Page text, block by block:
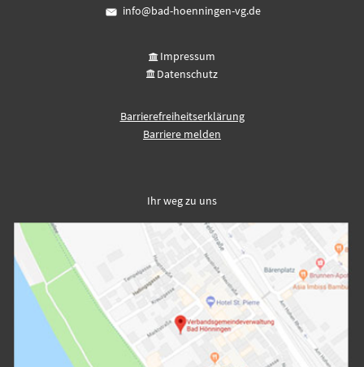
info@bad-hoenningen-vg.de
Impressum
Datenschutz
Barrierefreiheitserklärung
Barriere melden
Ihr weg zu uns